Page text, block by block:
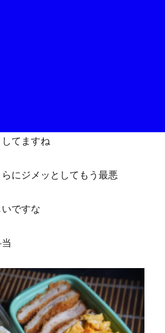
てますね
にジメッとしてもう最悪
ですな